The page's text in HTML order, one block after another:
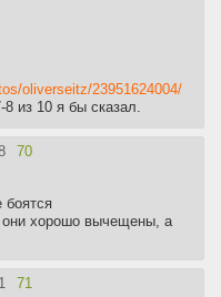
oliverseitz/23951624004/
из 10 я бы сказал.
70
боятся
хорошо вычещены, а
71